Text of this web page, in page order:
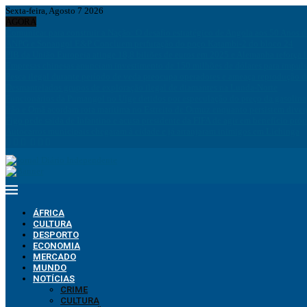
Sexta-feira, Agosto 7 2026
ÁFRICA
CULTURA
DESPORTO
ECONOMIA
MERCADO
MUNDO
NOTÍCIAS
CRIME
CULTURA